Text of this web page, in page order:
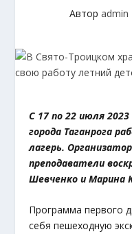
Автор admin
С 17 по 22 июля
города Таганрога
лагерь.
преподаватели
Шевченко и Марина
Программа первого
себя пешеходную